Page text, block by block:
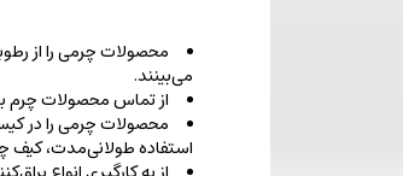
محصولات چرمی را از
می‌بینند.
از تماس محصولات چرم
محصولات چرمی را در
استفاده طولانی‌مدت، کیف‌